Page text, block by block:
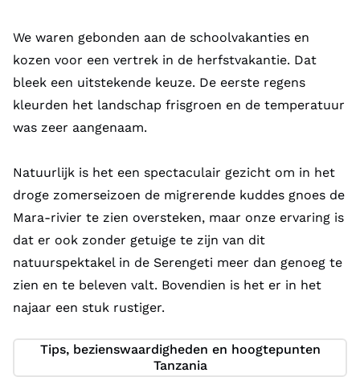
We waren gebonden aan de schoolvakanties en
kozen voor een vertrek in de herfstvakantie. Dat
bleek een uitstekende keuze. De eerste regens
kleurden het landschap frisgroen en de temperatuur
was zeer aangenaam.
Natuurlijk is het een spectaculair gezicht om in het
droge zomerseizoen de migrerende kuddes gnoes de
Mara-rivier te zien oversteken, maar onze ervaring is
dat er ook zonder getuige te zijn van dit
natuurspektakel in de Serengeti meer dan genoeg te
zien en te beleven valt. Bovendien is het er in het
najaar een stuk rustiger.
Tips, bezienswaardigheden en hoogtepunten
Tanzania